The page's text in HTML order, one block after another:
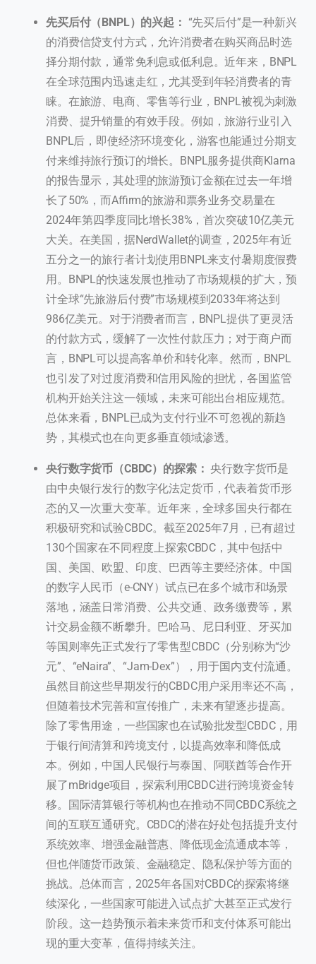
先买后付（BNPL）的兴起： “先买后付”是一种新兴
的消费信贷支付方式，允许消费者在购买商品时选
择分期付款，通常免利息或低利息。近年来，BNPL
在全球范围内迅速走红，尤其受到年轻消费者的青
睐。在旅游、电商、零售等行业，BNPL被视为刺激
消费、提升销量的有效手段。例如，旅游行业引入
BNPL后，即使经济环境变化，游客也能通过分期支
付来维持旅行预订的增长。BNPL服务提供商Klarna
的报告显示，其处理的旅游预订金额在过去一年增
长了50%，而Affirm的旅游和票务业务交易量在
2024年第四季度同比增长38%，首次突破10亿美元
大关。在美国，据NerdWallet的调查，2025年有近
五分之一的旅行者计划使用BNPL来支付暑期度假费
用。BNPL的快速发展也推动了市场规模的扩大，预
计全球“先旅游后付费”市场规模到2033年将达到
986亿美元。对于消费者而言，BNPL提供了更灵活
的付款方式，缓解了一次性付款压力；对于商户而
言，BNPL可以提高客单价和转化率。然而，BNPL
也引发了对过度消费和信用风险的担忧，各国监管
机构开始关注这一领域，未来可能出台相应规范。
总体来看，BNPL已成为支付行业不可忽视的新趋
势，其模式也在向更多垂直领域渗透。
央行数字货币（CBDC）的探索：央行数字货币是
由中央银行发行的数字化法定货币，代表着货币形
态的又一次重大变革。近年来，全球多国央行都在
积极研究和试验CBDC。截至2025年7月，已有超过
130个国家在不同程度上探索CBDC，其中包括中
国、美国、欧盟、印度、巴西等主要经济体。中国
的数字人民币（e-CNY）试点已在多个城市和场景
落地，涵盖日常消费、公共交通、政务缴费等，累
计交易金额不断攀升。巴哈马、尼日利亚、牙买加
等国则率先正式发行了零售型CBDC（分别称为“沙
元”、“eNaira”、“Jam-Dex”），用于国内支付流通。
虽然目前这些早期发行的CBDC用户采用率还不高，
但随着技术完善和宣传推广，未来有望逐步提高。
除了零售用途，一些国家也在试验批发型CBDC，用
于银行间清算和跨境支付，以提高效率和降低成
本。例如，中国人民银行与泰国、阿联酋等合作开
展了mBridge项目，探索利用CBDC进行跨境资金转
移。国际清算银行等机构也在推动不同CBDC系统之
间的互联互通研究。CBDC的潜在好处包括提升支付
系统效率、增强金融普惠、降低现金流通成本等，
但也伴随货币政策、金融稳定、隐私保护等方面的
挑战。总体而言，2025年各国对CBDC的探索将继
续深化，一些国家可能进入试点扩大甚至正式发行
阶段。这一趋势预示着未来货币和支付体系可能出
现的重大变革，值得持续关注。